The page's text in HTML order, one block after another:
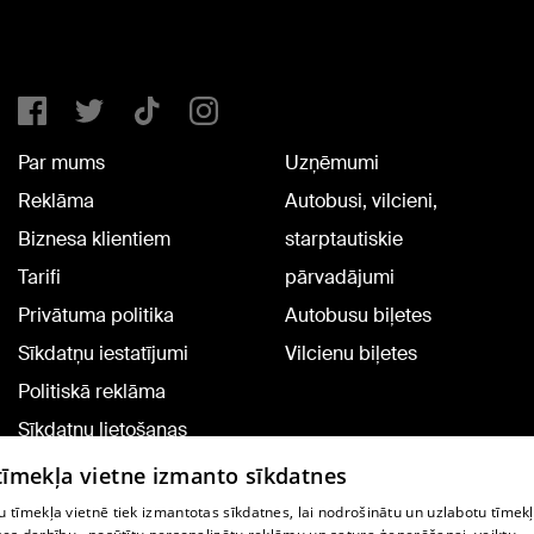
Par mums
Reklāma
Biznesa klientiem
Tarifi
Privātuma politika
Sīkdatņu iestatījumi
Politiskā reklāma
Sīkdatņu lietošanas
noteikumi
Komentāru pievienošana
Uzņēmumi
Autobusi, vilcieni,
starptautiskie
pārvadājumi
Autobusu biļetes
Vilcienu biļetes
vietne izmanto sīkdatnes
tīmekļa vietnē tiek izmantotas sīkdatnes, lai nodrošinātu un uzlabotu